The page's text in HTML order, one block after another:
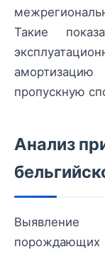
Такие
пропускную
Анализ